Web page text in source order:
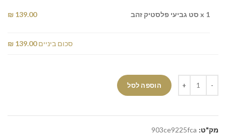
x 1 סט גביעי פלסטיק זהב 139.00 ₪
סכום ביניים139.00 ₪
הוספה לסל
מק"ט: 903ce9225fca